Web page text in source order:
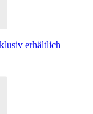
erhältlich